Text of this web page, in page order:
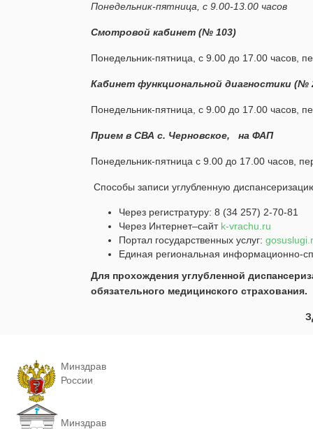
Понедельник-пятница, с 9.00-13.00 часов
Смотровой кабинет (№ 103)
Понедельник-пятница, с 9.00 до 17.00 часов,
Кабинет функциональной диагностики (№
Понедельник-пятница, с 9.00 до 17.00 часов,
Прием в СВА с. Черновское, на ФАП
Понедельник-пятница с 9.00 до 17.00 часов,
Способы записи углубленную
Через регистратуру: 8 (34 257) 2-70-81
Через Интернет–сайт k-vrachu.ru
Портал государственных услуг:
Единая региональная информационно-
Для прохождения углубленной
обязательного медицинского страхования.
Минздрав
России
Минздрав